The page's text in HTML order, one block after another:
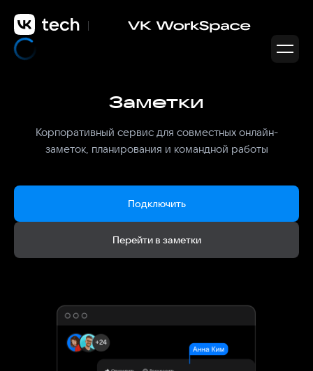
Заметки
Корпоративный сервис для совместных онлайн-
заметок, планирования и командной работы
Подключить
Перейти в заметки